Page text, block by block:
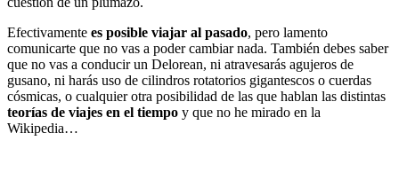
Efectivamente es posible viajar al pasado, pero lamento
comunicarte que no vas a poder cambiar nada. También debes saber
que no vas a conducir un Delorean, ni atravesarás agujeros de
gusano, ni harás uso de cilindros rotatorios gigantescos o cuerdas
cósmicas, o cualquier otra posibilidad de las que hablan las distintas
teorías de viajes en el tiempo y que no he mirado en la
Wikipedia…